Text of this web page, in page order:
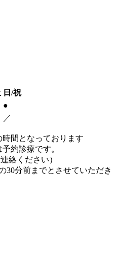
日/祝
●
／
間となっております
約診療です。
絡ください）
30分前までとさせていただき